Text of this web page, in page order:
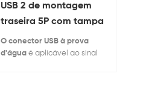
USB 2 de montagem
traseira 5P com tampa
contra poeira para
proteção e fácil
O conector USB à prova
d'águaé aplicável ao sinal